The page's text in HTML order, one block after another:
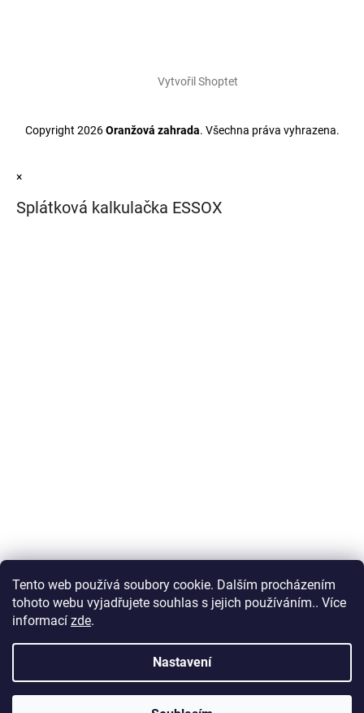
Tento web používá soubory cookie. Dalším procházením
tohoto webu vyjadřujete souhlas s jejich používáním.. Více
informací zde.
Nastavení
Vytvořil Shoptet
Copyright 2026Oranžová zahrada. Všechna práva vyhrazena.
×
Splátková kalkulačka ESSOX